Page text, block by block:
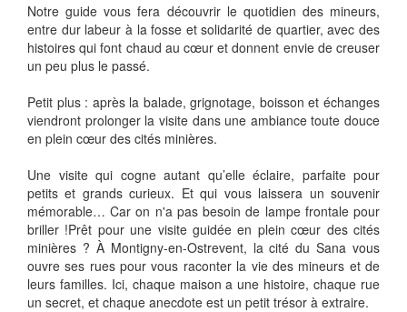
Notre guide vous fera découvrir le quotidien des mineurs,
entre dur labeur à la fosse et solidarité de quartier, avec des
histoires qui font chaud au cœur et donnent envie de creuser
un peu plus le passé.
Petit plus : après la balade, grignotage, boisson et échanges
viendront prolonger la visite dans une ambiance toute douce
en plein cœur des cités minières.
Une visite qui cogne autant qu’elle éclaire, parfaite pour
petits et grands curieux. Et qui vous laissera un souvenir
mémorable… Car on n'a pas besoin de lampe frontale pour
briller !Prêt pour une visite guidée en plein cœur des cités
minières ? À Montigny-en-Ostrevent, la cité du Sana vous
ouvre ses rues pour vous raconter la vie des mineurs et de
leurs familles. Ici, chaque maison a une histoire, chaque rue
un secret, et chaque anecdote est un petit trésor à extraire.